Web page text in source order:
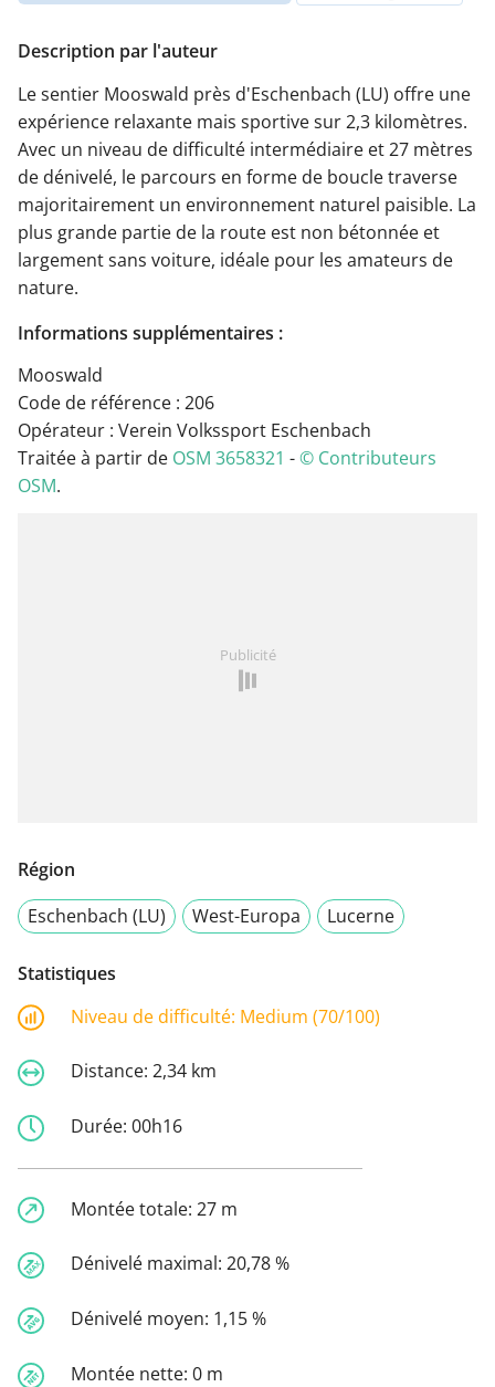
Description par l'auteur
Le sentier Mooswald près d'Eschenbach (LU) offre une
expérience relaxante mais sportive sur 2,3 kilomètres.
Avec un niveau de difficulté intermédiaire et 27 mètres
de dénivelé, le parcours en forme de boucle traverse
majoritairement un environnement naturel paisible. La
plus grande partie de la route est non bétonnée et
largement sans voiture, idéale pour les amateurs de
nature.
Informations supplémentaires :
Mooswald
Code de référence : 206
Opérateur : Verein Volkssport Eschenbach
Traitée à partir de OSM 3658321 -© Contributeurs
OSM.
Publicité
Région
Eschenbach (LU)
West-Europa Lucerne
Statistiques
Niveau de difficulté: Medium (70/100)
Distance: 2,34 km
Durée: 00h16
Montée totale: 27 m
Dénivelé maximal: 20,78 %
Dénivelé moyen: 1,15 %
Montée nette: 0 m